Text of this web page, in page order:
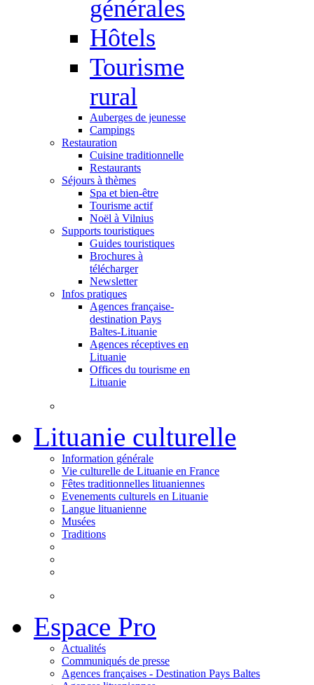
générales
Hôtels
Tourisme
rural
Auberges de jeunesse
Campings
Restauration
Cuisine traditionnelle
Restaurants
Séjours à thèmes
Spa et bien-être
Tourisme actif
Noël à Vilnius
Supports touristiques
Guides touristiques
Brochures à
télécharger
Newsletter
Infos pratiques
Agences française-
destination Pays
Baltes-Lituanie
Agences réceptives en
Lituanie
Offices du tourisme en
Lituanie
Lituanie culturelle
Information générale
Vie culturelle de Lituanie en France
Fêtes traditionnelles lituaniennes
Evenements culturels en Lituanie
Langue lituanienne
Musées
Traditions
Espace Pro
Actualités
Communiqués de presse
Agences françaises - Destination Pays Baltes